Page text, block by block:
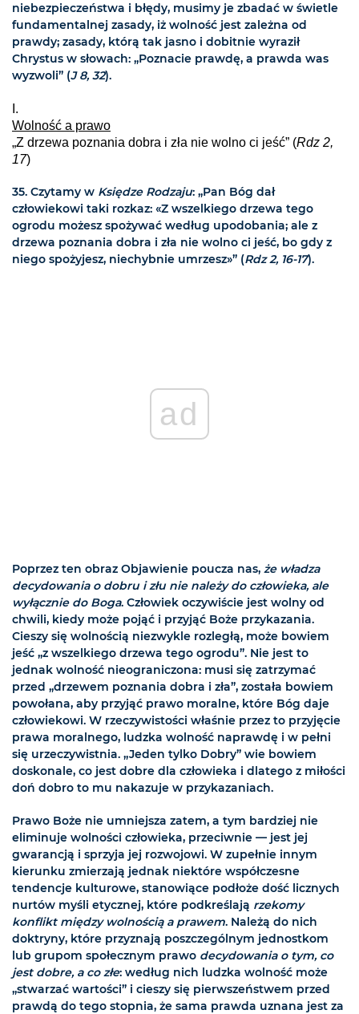
niebezpieczeństwa i błędy, musimy je zbadać w świetle
fundamentalnej zasady, iż wolność jest zależna od
prawdy; zasady, którą tak jasno i dobitnie wyraził
Chrystus w słowach: „Poznacie prawdę, a prawda was
wyzwoli” (J 8, 32).
I.
Wolność a prawo
„Z drzewa poznania dobra i zła nie wolno ci jeść” (Rdz 2,
17)
35. Czytamy w Księdze Rodzaju: „Pan Bóg dał
człowiekowi taki rozkaz: «Z wszelkiego drzewa tego
ogrodu możesz spożywać według upodobania; ale z
drzewa poznania dobra i zła nie wolno ci jeść, bo gdy z
niego spożyjesz, niechybnie umrzesz»” (Rdz 2, 16-17).
ad
Poprzez ten obraz Objawienie poucza nas, że władza
decydowania o dobru i złu nie należy do człowieka, ale
wyłącznie do Boga. Człowiek oczywiście jest wolny od
chwili, kiedy może pojąć i przyjąć Boże przykazania.
Cieszy się wolnością niezwykle rozległą, może bowiem
jeść „z wszelkiego drzewa tego ogrodu”. Nie jest to
jednak wolność nieograniczona: musi się zatrzymać
przed „drzewem poznania dobra i zła”, została bowiem
powołana, aby przyjąć prawo moralne, które Bóg daje
człowiekowi. W rzeczywistości właśnie przez to przyjęcie
prawa moralnego, ludzka wolność naprawdę i w pełni
się urzeczywistnia. „Jeden tylko Dobry” wie bowiem
doskonale, co jest dobre dla człowieka i dlatego z miłości
doń dobro to mu nakazuje w przykazaniach.
Prawo Boże nie umniejsza zatem, a tym bardziej nie
eliminuje wolności człowieka, przeciwnie — jest jej
gwarancją i sprzyja jej rozwojowi. W zupełnie innym
kierunku zmierzają jednak niektóre współczesne
tendencje kulturowe, stanowiące podłoże dość licznych
nurtów myśli etycznej, które podkreślają rzekomy
konflikt między wolnością a prawem. Należą do nich
doktryny, które przyznają poszczególnym jednostkom
lub grupom społecznym prawo decydowania o tym, co
jest dobre, a co złe: według nich ludzka wolność może
„stwarzać wartości” i cieszy się pierwszeństwem przed
prawdą do tego stopnia, że sama prawda uznana jest za